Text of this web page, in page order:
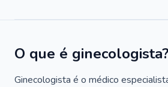
O que é ginecologista?
Ginecologista é o médico